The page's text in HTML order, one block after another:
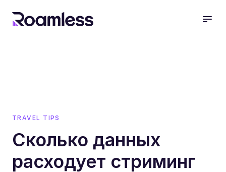
TRAVEL TIPS
Сколько данных
расходует стриминг